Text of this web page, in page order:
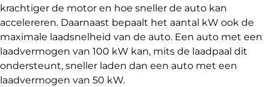
krachtiger de motor en hoe sneller de auto kan
accelereren. Daarnaast bepaalt het aantal kW ook de
maximale laadsnelheid van de auto. Een auto met een
laadvermogen van 100 kW kan, mits de laadpaal dit
ondersteunt, sneller laden dan een auto met een
laadvermogen van 50 kW.